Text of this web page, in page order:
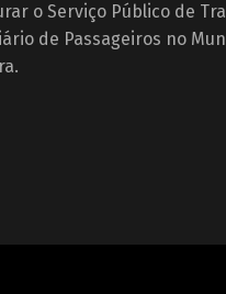
o Serviço Público de
de Passageiros no